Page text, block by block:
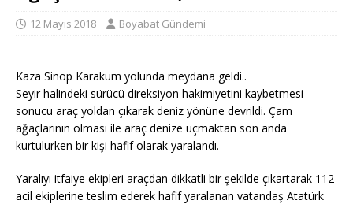
12 Mayıs 2018 Boyabat Gündemi
Kaza Sinop Karakum yolunda meydana geldi..
Seyir halindeki sürücü direksiyon hakimiyetini kaybetmesi
sonucu araç yoldan çıkarak deniz yönüne devrildi. Çam
ağaçlarının olması ile araç denize uçmaktan son anda
kurtulurken bir kişi hafif olarak yaralandı.
Yaralıyı itfaiye ekipleri araçdan dikkatli bir şekilde çıkartarak 112
acil ekiplerine teslim ederek hafif yaralanan vatandaş Atatürk